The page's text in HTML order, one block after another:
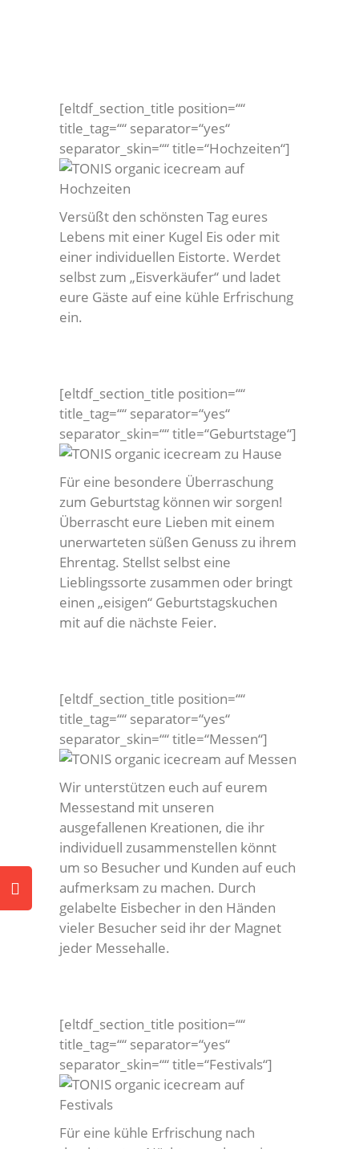
[eltdf_section_title position=““
title_tag=““ separator=“yes“
separator_skin=““ title=“Hochzeiten“]
Versüßt den schönsten Tag eures
Lebens mit einer Kugel Eis oder mit
einer individuellen Eistorte. Werdet
selbst zum „Eisverkäufer“ und ladet
eure Gäste auf eine kühle Erfrischung
ein.
[eltdf_section_title position=““
title_tag=““ separator=“yes“
separator_skin=““ title=“Geburtstage“]
Für eine besondere Überraschung
zum Geburtstag können wir sorgen!
Überrascht eure Lieben mit einem
unerwarteten süßen Genuss zu ihrem
Ehrentag. Stellst selbst eine
Lieblingssorte zusammen oder bringt
einen „eisigen“ Geburtstagskuchen
mit auf die nächste Feier.
[eltdf_section_title position=““
title_tag=““ separator=“yes“
separator_skin=““ title=“Messen“]
Wir unterstützen euch auf eurem
Messestand mit unseren
ausgefallenen Kreationen, die ihr
individuell zusammenstellen könnt
um so Besucher und Kunden auf euch
aufmerksam zu machen. Durch
gelabelte Eisbecher in den Händen
vieler Besucher seid ihr der Magnet
jeder Messehalle.
[eltdf_section_title position=““
title_tag=““ separator=“yes“
separator_skin=““ title=“Festivals“]
Für eine kühle Erfrischung nach